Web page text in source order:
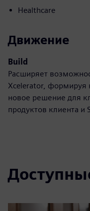
Healthcare
Движение
Build
Расширяет
Xcelerator, формируя
новое решение для
продуктов клиента и